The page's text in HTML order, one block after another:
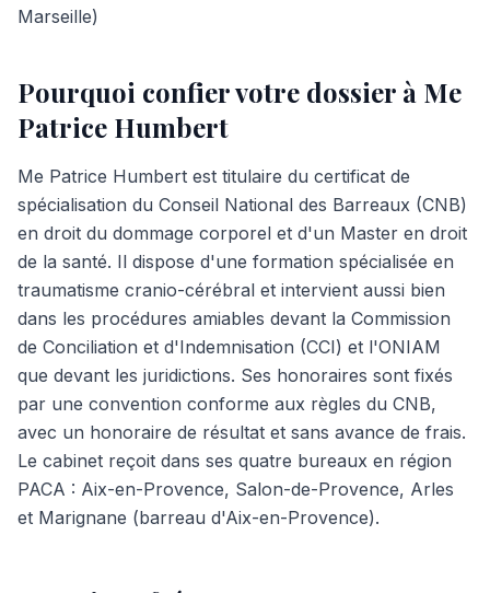
Marseille)
Pourquoi confier votre dossier à Me
Patrice Humbert
Me Patrice Humbert est titulaire du certificat de
spécialisation du Conseil National des Barreaux (CNB)
en droit du dommage corporel et d'un Master en droit
de la santé. Il dispose d'une formation spécialisée en
traumatisme cranio-cérébral et intervient aussi bien
dans les procédures amiables devant la Commission
de Conciliation et d'Indemnisation (CCI) et l'ONIAM
que devant les juridictions. Ses honoraires sont fixés
par une convention conforme aux règles du CNB,
avec un honoraire de résultat et sans avance de frais.
Le cabinet reçoit dans ses quatre bureaux en région
PACA : Aix-en-Provence, Salon-de-Provence, Arles
et Marignane (barreau d'Aix-en-Provence).